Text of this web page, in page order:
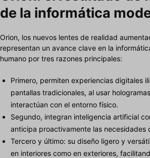
de la informática
Orion, los nuevos lentes de realidad
representan un avance clave en la
humano por tres razones principales:
Primero, permiten experiencias digitales
pantallas tradicionales, al usar
interactúan con el entorno físico.
Segundo, integran inteligencia artificial
anticipa proactivamente las necesidades
Tercero y último: su diseño ligero y
en interiores como en exteriores,